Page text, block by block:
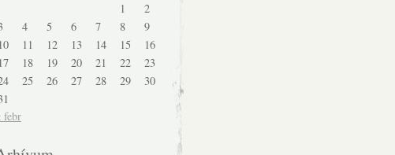
1
2
4 5 6 7 8
9
10
11 12 13 14 15
16
17
18 19 20 21 22
23
25 26 27 28 29
30
febr